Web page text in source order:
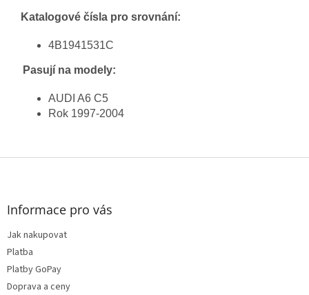
Katalogové čísla pro srovnání:
4B1941531C
Pasují na modely:
AUDI A6 C5
Rok 1997-2004
Z
Informace pro vás
Jak nakupovat
Platba
Platby GoPay
Doprava a ceny